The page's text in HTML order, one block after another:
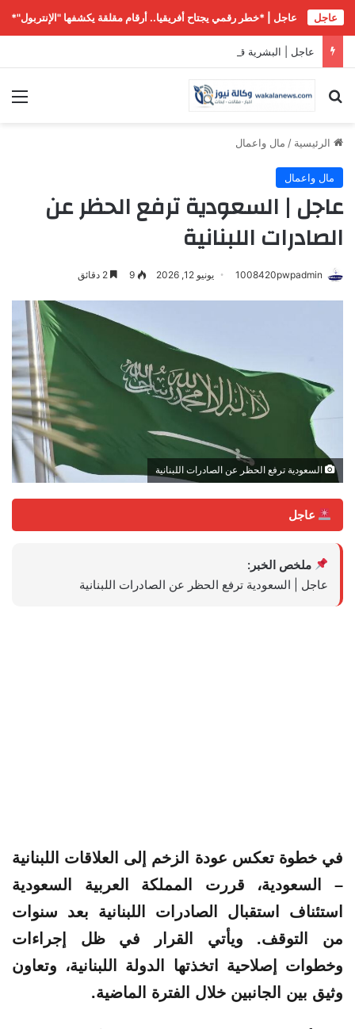
عاجل عاجل | *خطر رقمي يجتاح أفريقيا.. أرقام مقلقة يكشفها "الإنتربول"*
عاجل | البشرية قبل الذكاء الاصطناعي ومعه: إلى أين نتجه؟
بحث عن
الرئيسية / مال واعمال
مال واعمال
عاجل | السعودية ترفع الحظر عن
الصادرات اللبنانية
1008420pwpadmin يونيو 12, 2026 9
السعودية ترفع الحظر عن الصادرات اللبنانية
عاجل
ملخص الخبر:
عاجل | السعودية ترفع الحظر عن الصادرات اللبنانية
في خطوة تعكس عودة الزخم إلى العلاقات اللبنانية
– السعودية، قررت المملكة العربية السعودية
استئناف استقبال الصادرات اللبنانية بعد سنوات
من التوقف. ويأتي القرار في ظل إجراءات
وخطوات إصلاحية اتخذتها الدولة اللبنانية، وتعاون
وثيق بين الجانبين خلال الفترة الماضية.